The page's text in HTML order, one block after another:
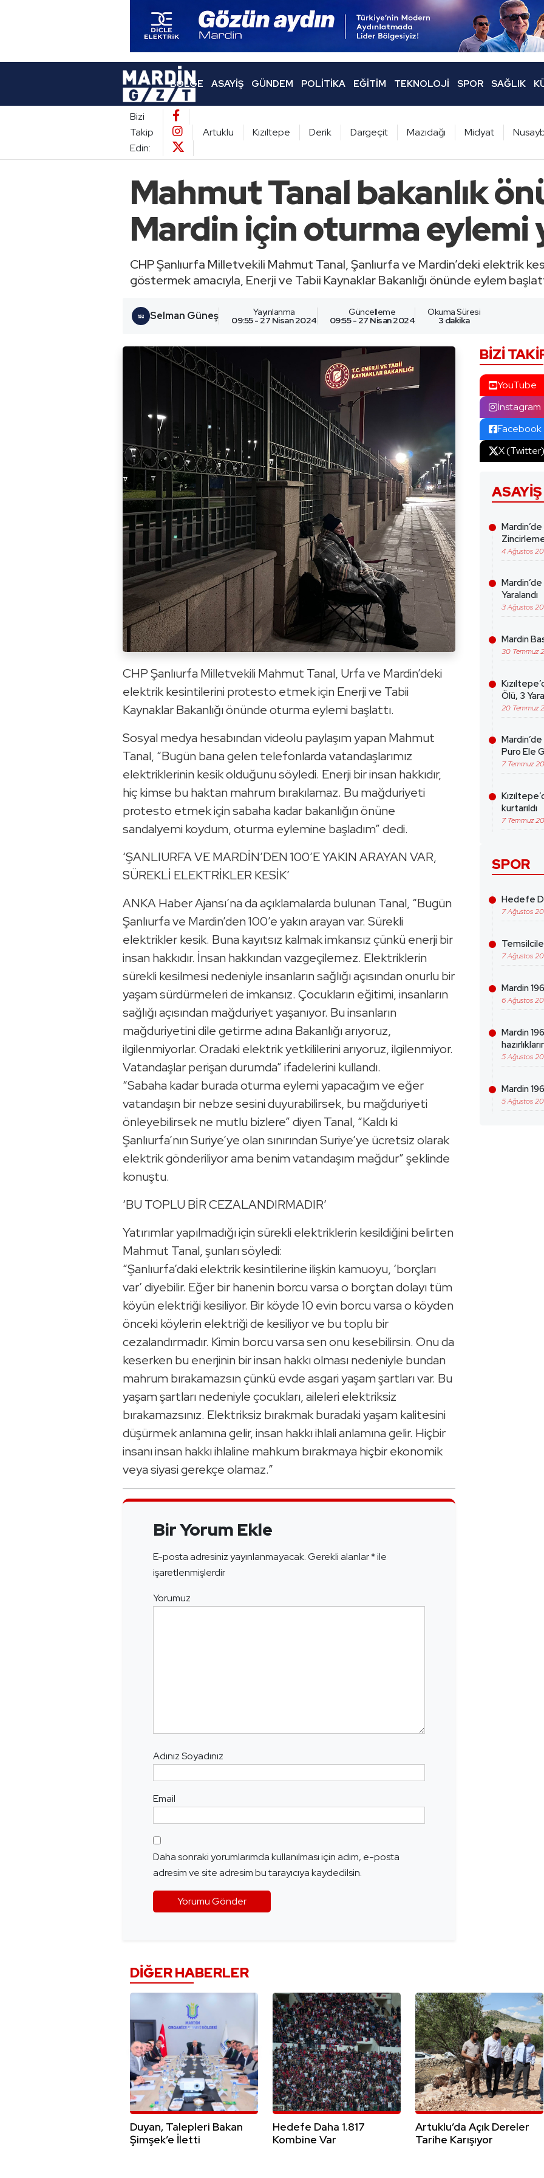
BÖLGE ASAYIŞ GÜNDEM POLITIKA EĞITIM TEKNOLOJI SPOR SAĞLIK
Bizi
Takip
Edin:
Artuklu Kızıltepe Derik Dargeçit Mazıdağı Midyat
Mahmut Tanal bakanlık
Mardin için oturma eylemi
CHP Şanlıurfa Milletvekili Mahmut Tanal, Şanlıurfa ve Mardin’deki elektrik
göstermek amacıyla, Enerji ve Tabii Kaynaklar Bakanlığı önünde eylem
Selman Güneş Yayınlanma
09:55 - 27 Nisan 2024
Güncelleme
09:55 - 27 Nisan 2024
Okuma Süresi
3 dakika
CHP Şanlıurfa Milletvekili Mahmut Tanal, Urfa ve Mardin’deki
elektrik kesintilerini protesto etmek için Enerji ve Tabii
Kaynaklar Bakanlığı önünde oturma eylemi başlattı.
Sosyal medya hesabından videolu paylaşım yapan Mahmut
Tanal, “Bugün bana gelen telefonlarda vatandaşlarımız
elektriklerinin kesik olduğunu söyledi. Enerji bir insan hakkıdır,
hiç kimse bu haktan mahrum bırakılamaz. Bu mağduriyeti
protesto etmek için sabaha kadar bakanlığın önüne
sandalyemi koydum, oturma eylemine başladım” dedi.
‘ŞANLIURFA VE MARDİN’DEN 100’E YAKIN ARAYAN VAR,
SÜREKLİ ELEKTRİKLER KESİK’
ANKA Haber Ajansı’na da açıklamalarda bulunan Tanal, “Bugün
Şanlıurfa ve Mardin’den 100’e yakın arayan var. Sürekli
elektrikler kesik. Buna kayıtsız kalmak imkansız çünkü enerji bir
insan hakkıdır. İnsan hakkından vazgeçilemez. Elektriklerin
sürekli kesilmesi nedeniyle insanların sağlığı açısından onurlu bir
yaşam sürdürmeleri de imkansız. Çocukların eğitimi, insanların
sağlığı açısından mağduriyet yaşanıyor. Bu insanların
mağduriyetini dile getirme adına Bakanlığı arıyoruz,
ilgilenmiyorlar. Oradaki elektrik yetkililerini arıyoruz, ilgilenmiyor.
Vatandaşlar perişan durumda” ifadelerini kullandı.
“Sabaha kadar burada oturma eylemi yapacağım ve eğer
vatandaşın bir nebze sesini duyurabilirsek, bu mağduriyeti
önleyebilirsek ne mutlu bizlere” diyen Tanal, “Kaldı ki
Şanlıurfa’nın Suriye’ye olan sınırından Suriye’ye ücretsiz olarak
elektrik gönderiliyor ama benim vatandaşım mağdur” şeklinde
konuştu.
‘BU TOPLU BİR CEZALANDIRMADIR’
Yatırımlar yapılmadığı için sürekli elektriklerin kesildiğini belirten
Mahmut Tanal, şunları söyledi:
“Şanlıurfa’daki elektrik kesintilerine ilişkin kamuoyu, ‘borçları
var’ diyebilir. Eğer bir hanenin borcu varsa o borçtan dolayı tüm
köyün elektriği kesiliyor. Bir köyde 10 evin borcu varsa o köyden
önceki köylerin elektriği de kesiliyor ve bu toplu bir
cezalandırmadır. Kimin borcu varsa sen onu kesebilirsin. Onu da
keserken bu enerjinin bir insan hakkı olması nedeniyle bundan
mahrum bırakamazsın çünkü evde asgari yaşam şartları var. Bu
yaşam şartları nedeniyle çocukları, aileleri elektriksiz
bırakamazsınız. Elektriksiz bırakmak buradaki yaşam kalitesini
düşürmek anlamına gelir, insan hakkı ihlali anlamına gelir. Hiçbir
insanı insan hakkı ihlaline mahkum bırakmaya hiçbir ekonomik
veya siyasi gerekçe olamaz.”
Bir Yorum Ekle
E-posta adresiniz yayınlanmayacak.Gerekli alanlar*ile
işaretlenmişlerdir
Yorumuz
Adınız Soyadınız
Email
Daha sonraki yorumlarımda kullanılması için adım, e-posta
adresim ve site adresim bu tarayıcıya kaydedilsin.
BIZI
YouTube
İnstagram
Facebook
X (Twitter)
ASAYIŞ
4 Ağustos
Yaralandı
3 Ağustos
Mardin
30 Temmuz
Ölü, 3
20 Temmuz
Puro Ele
7 Temmuz
kurtarıldı
7 Temmuz
SPOR
Hedefe
7 Ağustos
7 Ağustos
Mardin
6 Ağustos
Mardin
5 Ağustos
Mardin
5 Ağustos
DIĞER HABERLER
Duyan, Talepleri Bakan
Şimşek’e İletti
Hedefe Daha 1.817
Kombine Var
Artuklu’da Açık Dereler
Tarihe Karışıyor